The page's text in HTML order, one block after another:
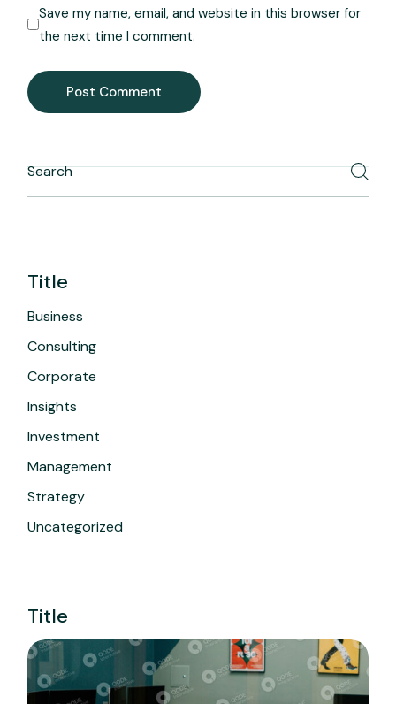
Save my name, email, and website in this browser for
the next time I comment.
Post Comment
Title
Business
Consulting
Corporate
Insights
Investment
Management
Strategy
Uncategorized
Title